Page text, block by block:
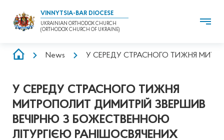
VINNYTSIA-BAR DIOCESE
UKRAINIAN ORTHODOX CHURCH
(ORTHODOX CHURCH OF UKRAINE)
BREADCRUMB
News У СЕРЕДУ СТРАСНОГО ТИЖНЯ
У СЕРЕДУ СТРАСНОГО ТИЖНЯ
МИТРОПОЛИТ ДИМИТРІЙ ЗВЕРШИВ
ВЕЧІРНЮ З БОЖЕСТВЕННОЮ
ЛІТУРГІЄЮ РАНІШОСВЯЧЕНИХ